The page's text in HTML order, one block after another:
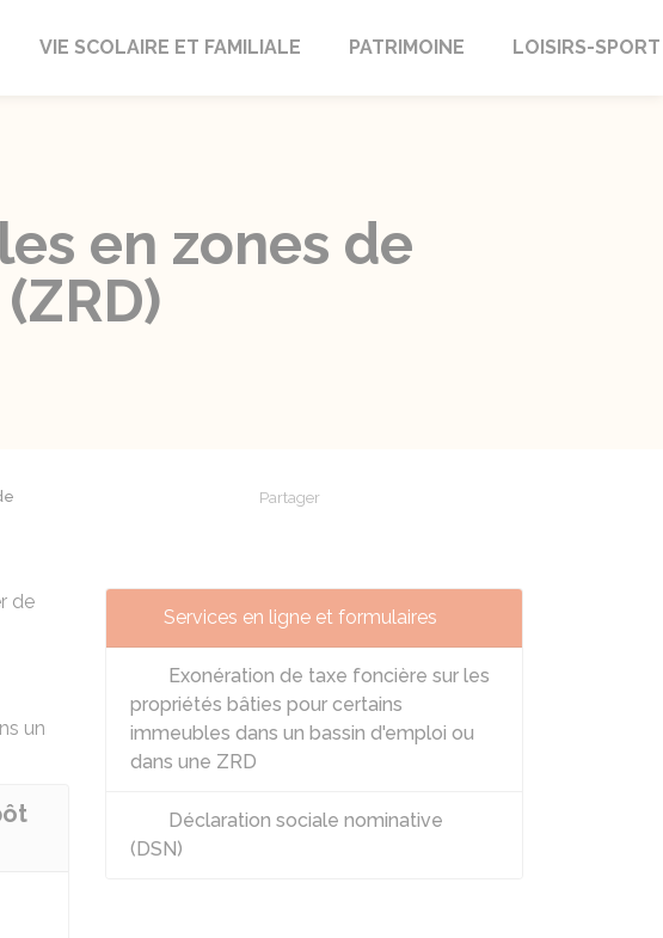
VIE SCOLAIRE ET FAMILIALE PATRIMOINE LOISIRS-SPORT
en zones de
Partager
de
un
Services en ligne et formulaires
Exonération de taxe foncière sur les
propriétés bâties pour certains
immeubles dans un bassin d'emploi ou
dans une ZRD
Déclaration sociale nominative
(DSN)